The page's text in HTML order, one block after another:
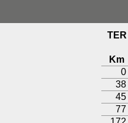
Km
0
38
45
77